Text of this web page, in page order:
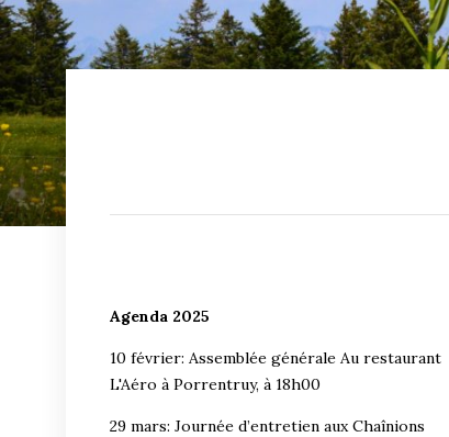
Agenda 2025
10 février: Assemblée générale Au restaurant
L'Aéro à Porrentruy, à 18h00
29 mars: Journée d’entretien aux Chaînions